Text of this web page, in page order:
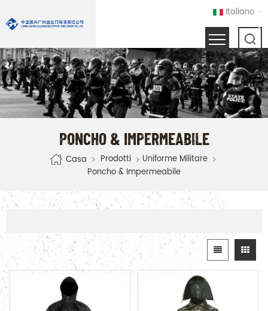
Italiano
PONCHO & IMPERMEABILE
Casa Prodotti
Uniforme Militare
Poncho & Impermeabile